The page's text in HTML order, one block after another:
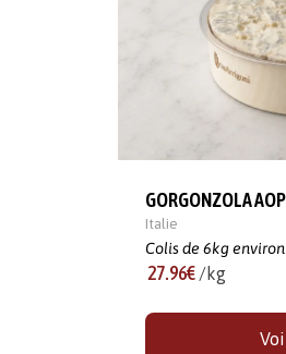
GORGONZOLA
Italie
Colis de 6kg environ
27.96€ /kg